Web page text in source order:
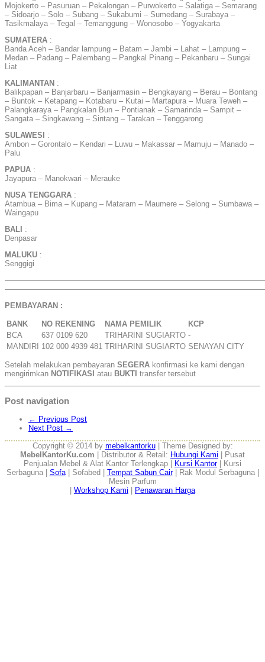
Mojokerto – Pasuruan – Pekalongan – Purwokerto – Salatiga – Semarang
– Sidoarjo – Solo – Subang – Sukabumi – Sumedang – Surabaya –
Tasikmalaya – Tegal – Temanggung – Wonosobo – Yogyakarta
SUMATERA :
Banda Aceh – Bandar lampung – Batam – Jambi – Lahat – Lampung –
Medan – Padang – Palembang – Pangkal Pinang – Pekanbaru – Sungai
Liat
KALIMANTAN :
Balikpapan – Banjarbaru – Banjarmasin – Bengkayang – Berau – Bontang
– Buntok – Ketapang – Kotabaru – Kutai – Martapura – Muara Teweh –
Palangkaraya – Pangkalan Bun – Pontianak – Samarinda – Sampit –
Sangata – Singkawang – Sintang – Tarakan – Tenggarong
SULAWESI :
Ambon – Gorontalo – Kendari – Luwu – Makassar – Mamuju – Manado –
Palu
PAPUA :
Jayapura – Manokwari – Merauke
NUSA TENGGARA :
Atambua – Bima – Kupang – Mataram – Maumere – Selong – Sumbawa –
Waingapu
BALI :
Denpasar
MALUKU :
Senggigi
PEMBAYARAN :
BANK NO REKENING NAMA PEMILIK
KCP
BCA
637 0109 620 TRIHARINI SUGIARTO -
MANDIRI 102 000 4939 481 TRIHARINI SUGIARTO SENAYAN CITY
Setelah melakukan pembayaran SEGERA konfirmasi ke kami dengan
mengirimkan NOTIFIKASI atau BUKTI transfer tersebut
Post navigation
← Previous Post
Next Post →
Copyright © 2014 by mebelkantorku| Theme Designed by:
MebelKantorKu.com | Distributor & Retail: Hubungi Kami | Pusat
Penjualan Mebel & Alat Kantor Terlengkap |
Kursi Kantor| Kursi
Serbaguna | Sofa| Sofabed | Tempat Sabun Cair| Rak Modul Serbaguna |
Mesin Parfum
Workshop Kami Penawaran Harga